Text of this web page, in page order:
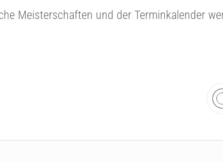
Meisterschaften und der Terminkalender